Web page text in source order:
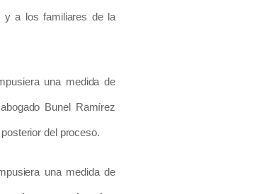
y a los familiares de la
una medida de
Bunel Ramírez
del proceso.
una medida de